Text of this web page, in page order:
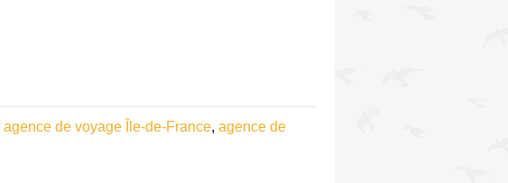
agence de voyage Île-de-France, agence de